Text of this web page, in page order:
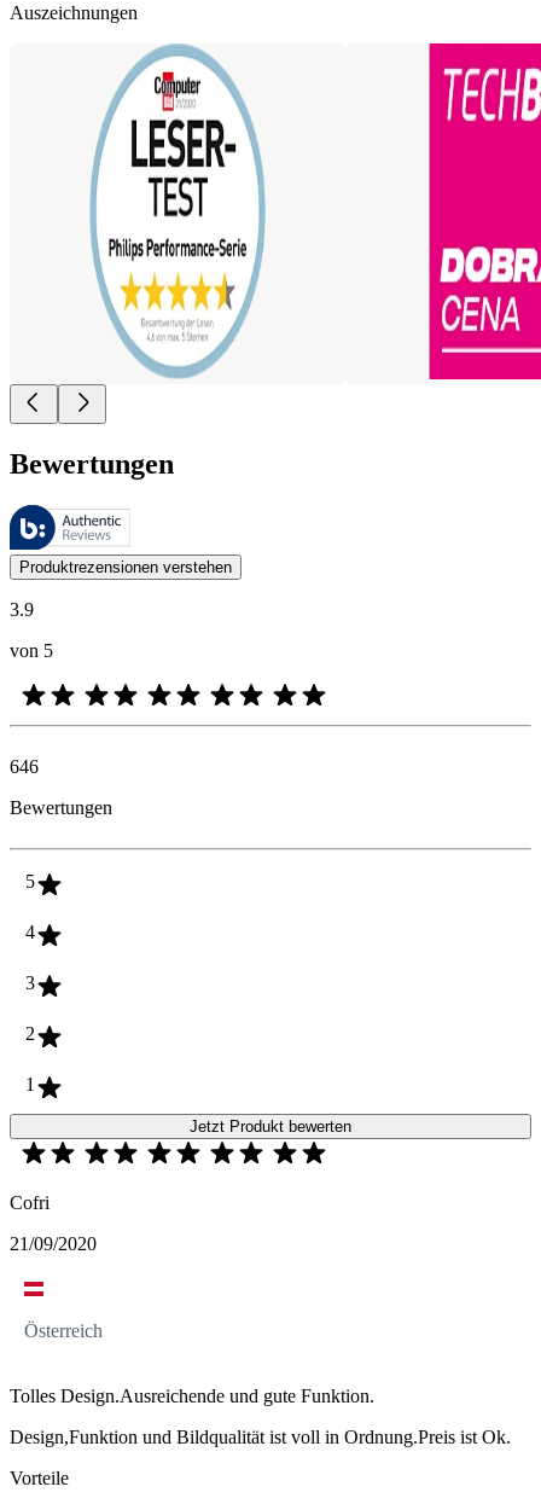
Auszeichnungen
Bewertungen
Diese Bewertungen werden von Bazaarvoice verwaltet und
Kundenmeinungen in Form von Produkt- und Sternebewertungen
Produktrezensionen verstehen
3.9
von 5
646
Bewertungen
5
4
3
2
1
Jetzt Produkt bewerten
Cofri
21/09/2020
Österreich
Tolles Design.Ausreichende und gute Funktion.
Design,Funktion und Bildqualität ist voll in Ordnung.Preis ist Ok.
Vorteile